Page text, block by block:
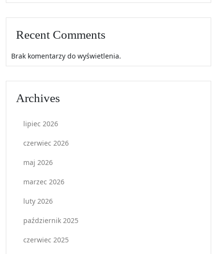
Recent Comments
Brak komentarzy do wyświetlenia.
Archives
lipiec 2026
czerwiec 2026
maj 2026
marzec 2026
luty 2026
październik 2025
czerwiec 2025